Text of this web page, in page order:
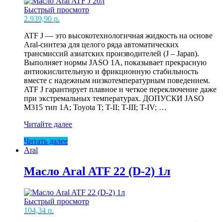
Быстрый просмотр
2.939,90 р.
ATF J — это высокотехнологичная жидкость на основе
Aral-синтеза для целого ряда автоматических
трансмиссий азиатских производителей (J – Japan).
Выполняет нормы JASO 1A, показывает прекрасную
антиокислительную и фрикционную стабильность
вместе с надежным низкотемпературным поведением.
ATF J гарантирует плавное и четкое переключение даже
при экстремальных температурах. ДОПУСКИ JASO
M315 тип 1A; Toyota T; T-II; T-III; T-IV; …
Масло
ATF
J
Читайте далее
Читать далее
Aral
Масло Aral ATF 22 (D-2) 1л
Быстрый просмотр
104,34 р.